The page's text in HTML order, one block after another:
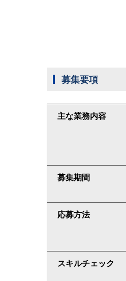
募集要項
主な業務内容
募集期間
応募方法
スキルチェック